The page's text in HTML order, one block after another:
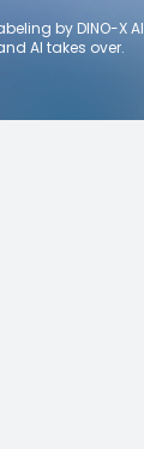
by DINO-X AI
AI takes over.